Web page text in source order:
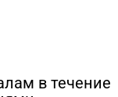
в течение